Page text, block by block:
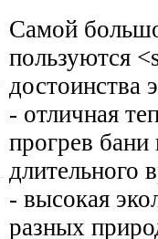
Самой
пользуются
достоинства
- отличная
прогрев
длительного
- высокая
разных